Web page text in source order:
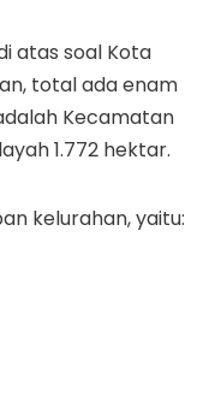
atas soal Kota
total ada enam
Kecamatan
1.772 hektar.
kelurahan, yaitu: